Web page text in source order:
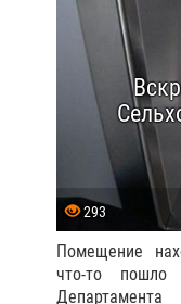
293
Помещение
что-то